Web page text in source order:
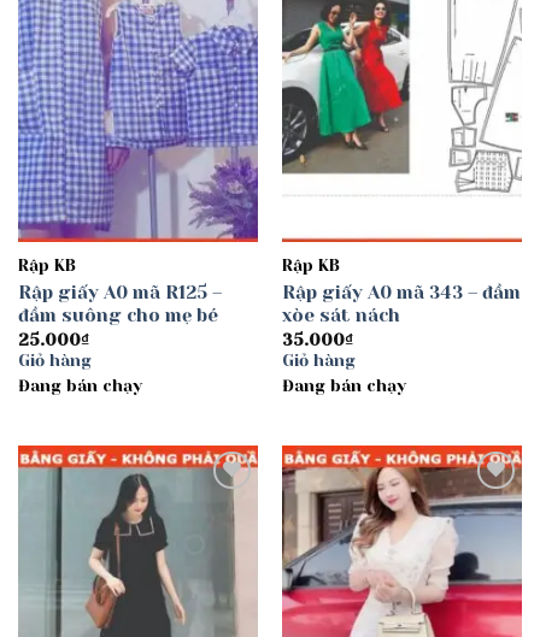
Rập KB
Rập giấy A0 mã R125 –
đầm suông cho mẹ bé
25.000₫
Giỏ hàng
Đang bán chạy
Rập KB
Rập giấy A0 mã 343 – đầm
xòe sát nách
35.000₫
Giỏ hàng
Đang bán chạy
Add to
Add to
wishlist